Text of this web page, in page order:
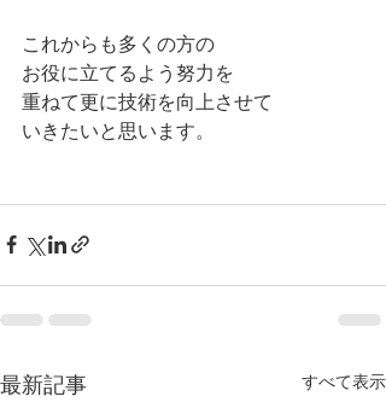
これからも多くの方の
お役に立てるよう努力を
重ねて更に技術を向上させて
いきたいと思います。
最新記事 すべて表示